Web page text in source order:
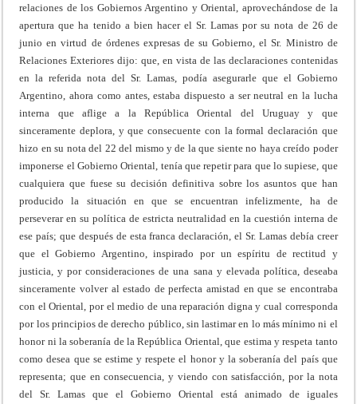
relaciones de los Gobiernos Argentino y Oriental, aprovechándose de la
apertura que ha tenido a bien hacer el Sr. Lamas por su nota de 26 de
junio en virtud de órdenes expresas de su Gobierno, el Sr. Ministro de
Relaciones Exteriores dijo: que, en vista de las declaraciones contenidas
en la referida nota del Sr. Lamas, podía asegurarle que el Gobierno
Argentino, ahora como antes, estaba dispuesto a ser neutral en la lucha
interna que aflige a la República Oriental del Uruguay y que
sinceramente deplora, y que consecuente con la formal declaración que
hizo en su nota del 22 del mismo y de la que siente no haya creído poder
imponerse el Gobierno Oriental, tenía que repetir para que lo supiese, que
cualquiera que fuese su decisión definitiva sobre los asuntos que han
producido la situación en que se encuentran infelizmente, ha de
perseverar en su política de estricta neutralidad en la cuestión interna de
ese país; que después de esta franca declaración, el Sr. Lamas debía creer
que el Gobierno Argentino, inspirado por un espíritu de rectitud y
justicia, y por consideraciones de una sana y elevada política, deseaba
sinceramente volver al estado de perfecta amistad en que se encontraba
con el Oriental, por el medio de una reparación digna y cual corresponda
por los principios de derecho público, sin lastimar en lo más mínimo ni el
honor ni la soberanía de la República Oriental, que estima y respeta tanto
como desea que se estime y respete el honor y la soberanía del país que
representa; que en consecuencia, y viendo con satisfacción, por la nota
del Sr. Lamas que el Gobierno Oriental está animado de iguales